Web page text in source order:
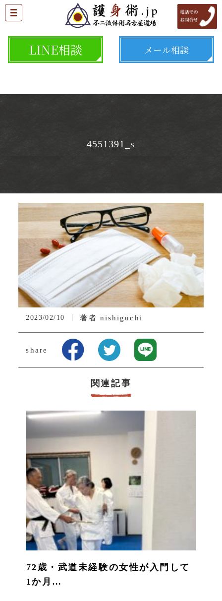
LINE相談 メール相談
4551391_s
2023/02/10 著者 nishiguchi
share
関連記事
72歳・武道未経験の女性が入門して
1か月…